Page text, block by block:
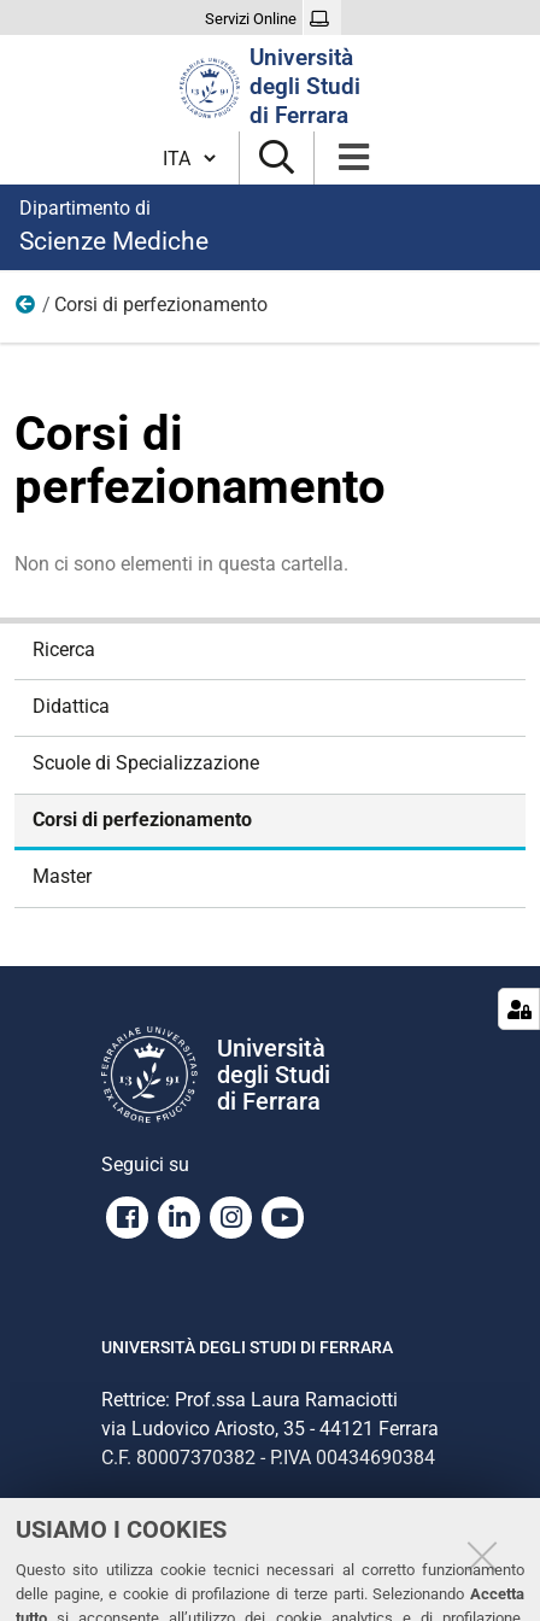
USIAMO I COOKIES
Questo sito utilizza cookie tecnici necessari al corretto funzionamento
delle pagine, e cookie di profilazione di terze parti. Selezionando Accetta
tutto si acconsente all’utilizzo dei cookie analytics e di profilazione.
Servizi Online
Università
degli Studi
di Ferrara
Cambia lingua
Dipartimento di
Scienze Mediche
Bandi
Corsi di perfezionamento
Corsi di
perfezionamento
Non ci sono elementi in questa cartella.
Ricerca
Didattica
Scuole di Specializzazione
Corsi di perfezionamento
Master
Università
degli Studi
di Ferrara
Seguici su
Facebook
LinkedinInstagram
Youtube
UNIVERSITÀ DEGLI STUDI DI FERRARA
Rettrice: Prof.ssa Laura Ramaciotti
via Ludovico Ariosto, 35 - 44121 Ferrara
C.F. 80007370382 - P.IVA 00434690384
CONTATTI
Tel. +39 0532 293111
Fax. +39 0532 293031